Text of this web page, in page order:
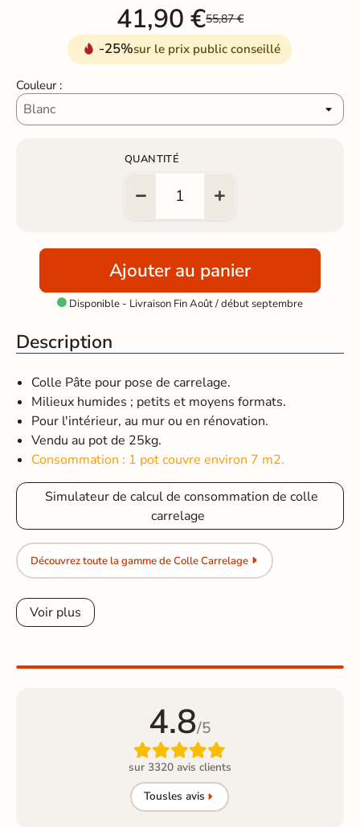
41,90 €55,87 €
-25%sur le prix public conseillé
Couleur :
QUANTITÉ
Ajouter au panier
 Disponible - Livraison Fin Août / début septembre
Description
Colle Pâte pour pose de carrelage.
Milieux humides ; petits et moyens formats.
Pour l'intérieur, au mur ou en rénovation.
Vendu au pot de 25kg.
Consommation : 1 pot couvre environ 7 m2.
Simulateur de calcul de consommation de colle
carrelage
Découvrez toute la gamme de Colle Carrelage
Voir plus
4.8/5

sur 3320 avis clients
Tousles avis